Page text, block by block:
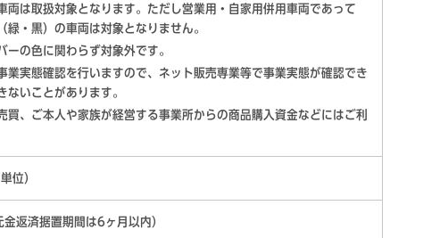
両は取扱対象となります。ただし営業用・自家用併用車両であって
緑・黒）の車両は対象となりません。
ーの色に関わらず対象外です。
業実態確認を行いますので、ネット販売専業等で事業実態が確認でき
ないことがあります。
買、ご本人や家族が経営する事業所からの商品購入資金などにはご利
位）
返済据置期間は6ヶ月以内）